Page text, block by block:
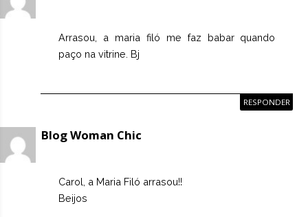
Arrasou, a maria filó me faz babar quando
paço na vitrine. Bj
RESPONDER
Blog Woman Chic
Carol, a Maria Filó arrasou!!
Beijos